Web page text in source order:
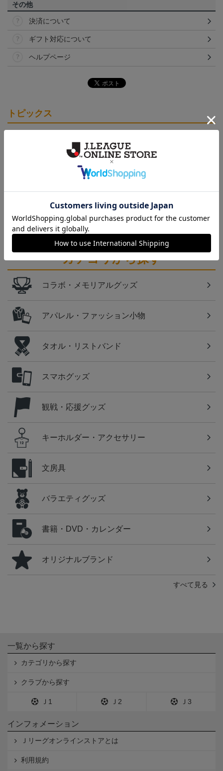
その他
決済について
ギフト対応について
ヘルプページ
トピックス
クラウドファンディング！みんなで紡ぐ～愛媛ＦＣ
サンパークプロジェクト～
全グッズ一覧はこちら！
カテゴリから探す
コラボ・メモリアルグッズ
アパレル・ファッション小物
タオル・リストバンド
スマホグッズ
観戦・応援グッズ
キーホルダー・アクセサリー
文房具
バラエティグッズ
書籍・DVD・カレンダー
オリジナルブランド
すべて見る
一覧から探す
カテゴリから探す
クラブから探す
Ｊ1 Ｊ2 Ｊ3
インフォメーション
Ｊリーグオンラインストアとは
利用規約